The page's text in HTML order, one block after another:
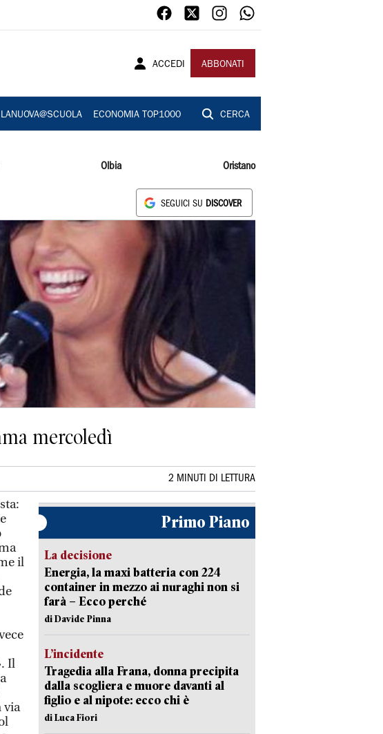
ACCEDI ABBONATI
LANUOVA@SCUOLA ECONOMIA TOP1000 CERCA
Olbia Oristano
SEGUICI SU DISCOVER
mercoledì
2 MINUTI DI LETTURA
il
Il
via
Primo Piano
La decisione
Energia, la maxi batteria con 224
container in mezzo ai nuraghi non si
farà – Ecco perché
di Davide Pinna
L’incidente
Tragedia alla Frana, donna precipita
dalla scogliera e muore davanti al
figlio e al nipote: ecco chi è
di Luca Fiori